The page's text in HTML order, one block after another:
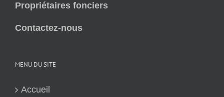
Propriétaires fonciers
Contactez-nous
MENU DU SITE
Accueil